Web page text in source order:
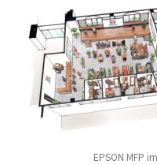
EPSON MFP